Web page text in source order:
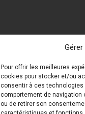
Pour offrir les meilleures
cookies pour stocker et/ou
consentir à ces
comportement de navigation
ou de retirer son